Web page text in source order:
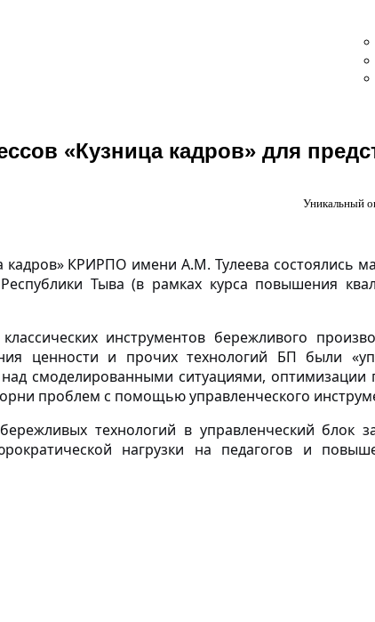
«Кузница кадров» для
Уникальный
КРИРПО имени А.М. Тулеева состоялись
Тыва (в рамках курса повышения
инструментов бережливого
ценности и прочих технологий БП были
смоделированными ситуациями,
проблем с помощью управленческого
технологий в управленческий
нагрузки на педагогов и